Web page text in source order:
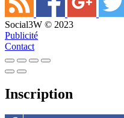
Social3W © 2023
Publicité
Contact
Inscription